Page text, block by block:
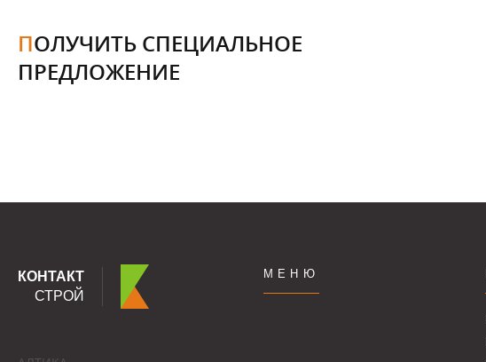
ПОЛУЧИТЬ СПЕЦИАЛЬНОЕ
ПРЕДЛОЖЕНИЕ
КОНТАКТ
СТРОЙ
МЕНЮ